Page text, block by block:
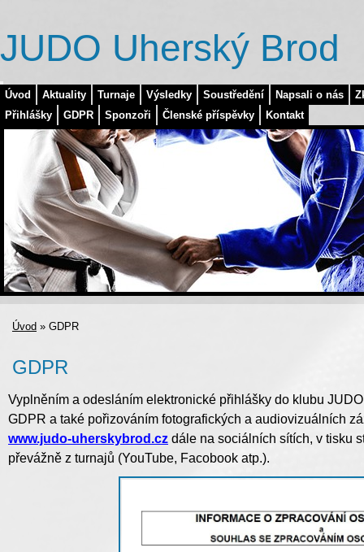
Úvod Aktuality Turnaje Výsledky Soustředění Napsali o nás
Přihlášky
GDPR Sponzoři Členské příspěvky Kontakt
JUDO Uherský Brod
Úvod » GDPR
GDPR
Vyplněním a odesláním elektronické přihlášky do klubu
GDPR a také pořizováním fotografických a audiovizuálních
www.judo-uherskybrod.cz dále na sociálních sítích, v tisku
převážně z turnajů (YouTube, Facobook atp.).